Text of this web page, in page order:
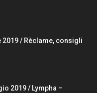
2019 / Rèclame, consigli
2019 / Lympha –